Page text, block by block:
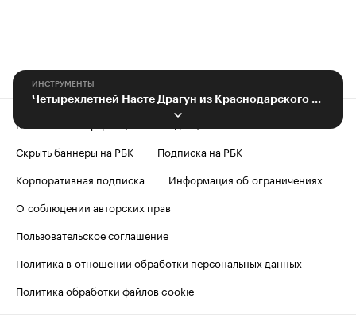
ИНСТРУМЕНТЫ
Четырехлетней Насте Драгун из Краснодарского края необходимо лечение
Контактная информация
Скрыть баннеры на РБК
Подписка на РБК
Корпоративная подписка
Информация об ограничениях
О соблюдении авторских прав
Пользовательское соглашение
Политика в отношении обработки персональных данных
Политика обработки файлов cookie